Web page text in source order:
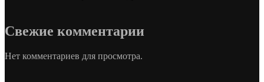
Свежие комментарии
Нет комментариев для просмотра.